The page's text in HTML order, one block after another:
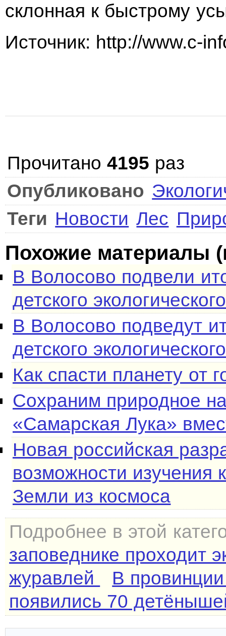
склонная к быстрому
Источник: http://www.c-
Прочитано4195 раз
Опубликовано
Теги Новости Лес
Похожие материалы
В Волосово подвели
детского
В Волосово подведут
детского
Как спасти планету от
Сохраним природное
«Самарская Лука»
Новая российская
возможности изучения
Земли из космоса
Подробнее в этой
заповеднике проходит
журавлей
В
появились 70